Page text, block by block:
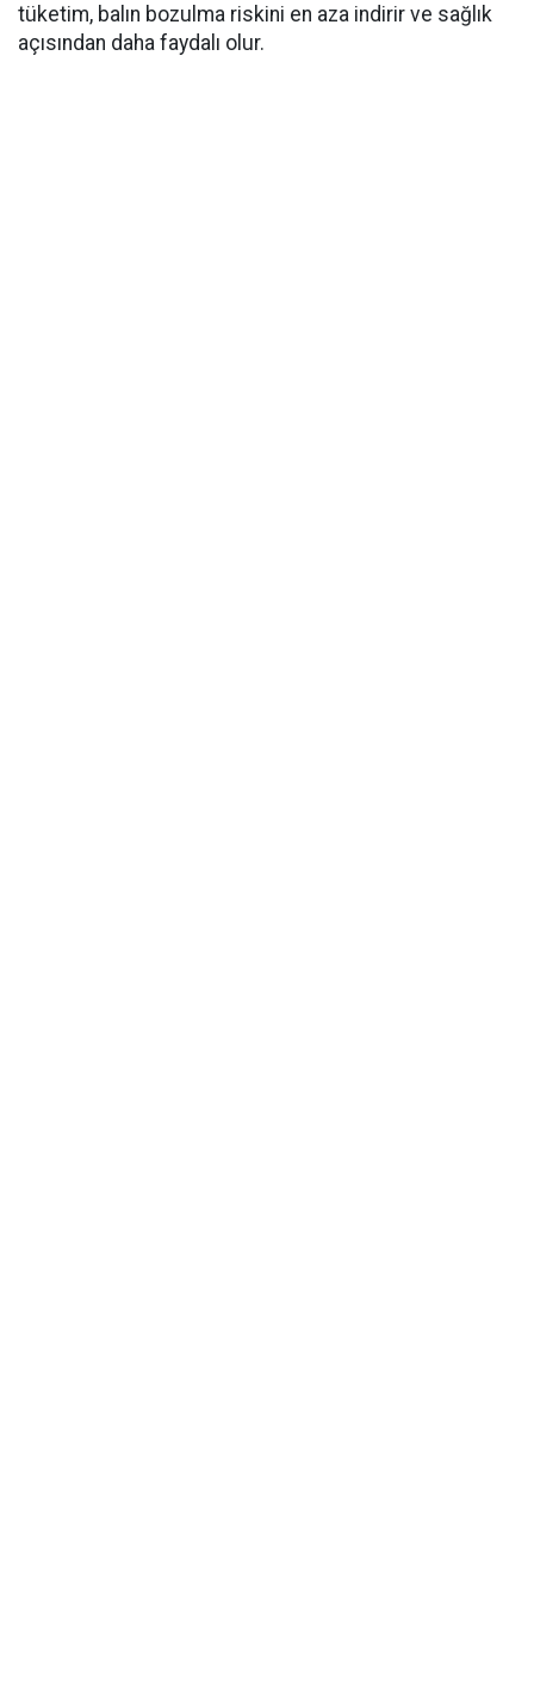
tüketim, balın bozulma riskini en aza indirir ve sağlık
açısından daha faydalı olur.